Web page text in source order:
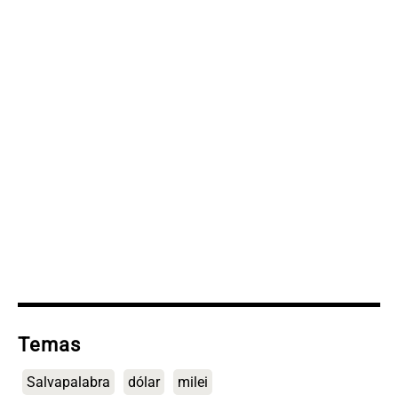
Temas
Salvapalabra dólar milei